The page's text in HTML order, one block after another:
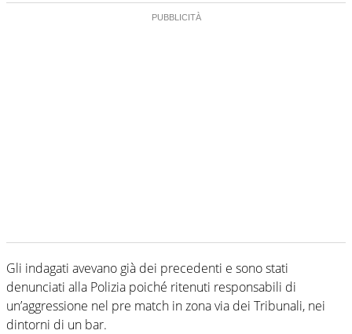
Gli indagati avevano già dei precedenti e sono stati
denunciati alla Polizia poiché ritenuti responsabili di
un’aggressione nel pre match in zona via dei Tribunali, nei
dintorni di un bar.